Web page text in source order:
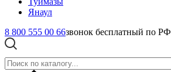
Янаул
8 800 555 00 66звонок бесплатный по РФ